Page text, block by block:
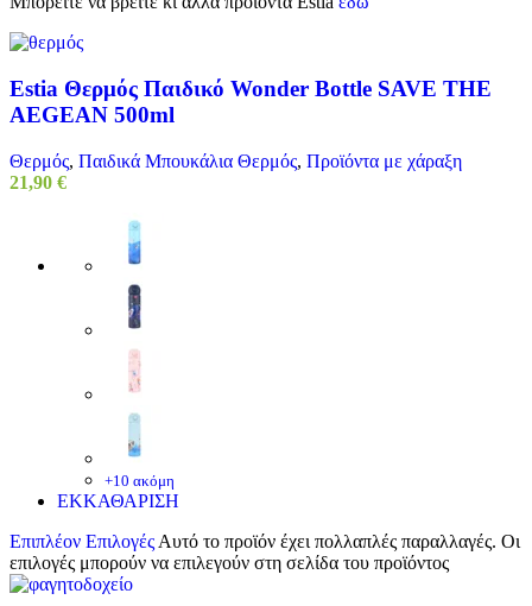
Estia Θερμός Παιδικό Wonder Bottle SAVE THE
AEGEAN 500ml
Θερμός, Παιδικά Μπουκάλια Θερμός, Προϊόντα με χάραξη
21,90 €
+10 ακόμη
ΕΚΚΑΘΑΡΙΣΗ
Επιπλέον Επιλογές Αυτό το προϊόν έχει πολλαπλές παραλλαγές. Οι
επιλογές μπορούν να επιλεγούν στη σελίδα του προϊόντος